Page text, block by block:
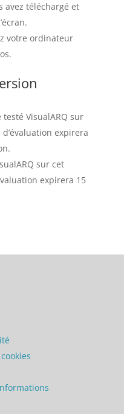
avez téléchargé et
votre ordinateur
testé VisualARQ sur
expirera
sur cet
expirera 15